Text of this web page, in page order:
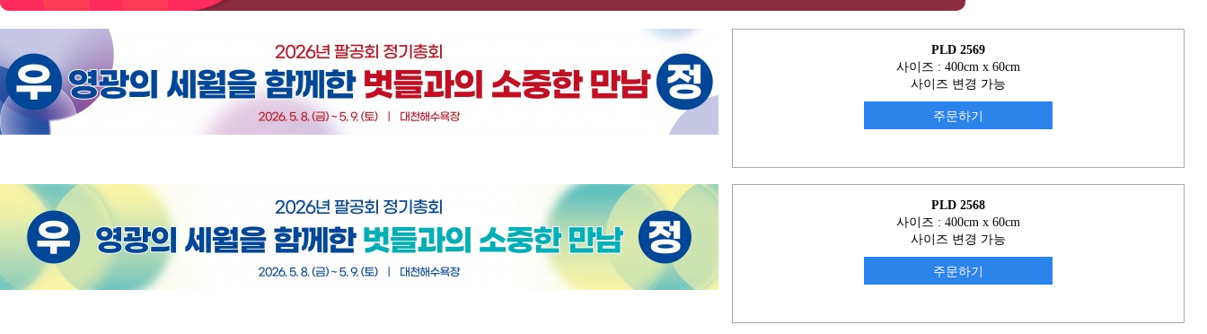
PLD 2569
사이즈 : 400cm x 60cm
사이즈 변경 가능
주문하기
PLD 2568
사이즈 : 400cm x 60cm
사이즈 변경 가능
주문하기